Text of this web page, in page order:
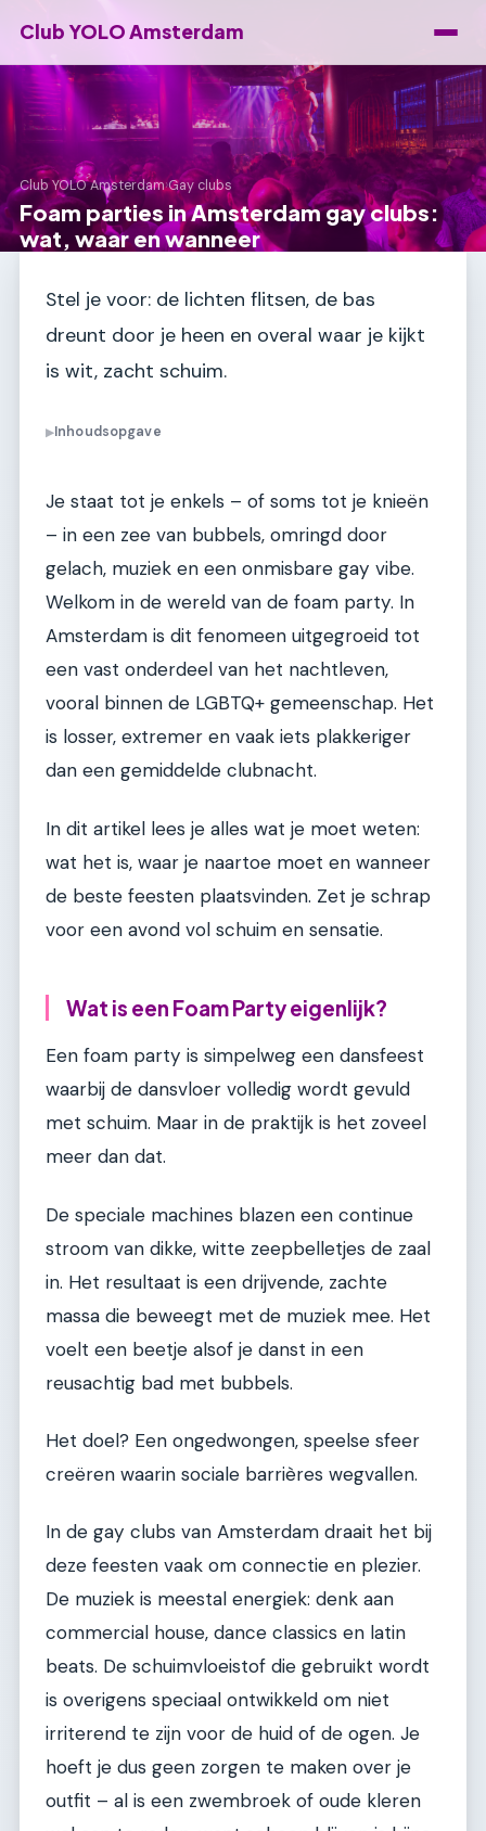
Club YOLO Amsterdam
Club YOLO Amsterdam›Gay clubs
Foam parties in Amsterdam gay clubs:
wat, waar en wanneer
Stel je voor: de lichten flitsen, de bas
dreunt door je heen en overal waar je kijkt
is wit, zacht schuim.
▶Inhoudsopgave
Je staat tot je enkels – of soms tot je knieën
– in een zee van bubbels, omringd door
gelach, muziek en een onmisbare gay vibe.
Welkom in de wereld van de foam party. In
Amsterdam is dit fenomeen uitgegroeid tot
een vast onderdeel van het nachtleven,
vooral binnen de LGBTQ+ gemeenschap. Het
is losser, extremer en vaak iets plakkeriger
dan een gemiddelde clubnacht.
In dit artikel lees je alles wat je moet weten:
wat het is, waar je naartoe moet en wanneer
de beste feesten plaatsvinden. Zet je schrap
voor een avond vol schuim en sensatie.
Wat is een Foam Party eigenlijk?
Een foam party is simpelweg een dansfeest
waarbij de dansvloer volledig wordt gevuld
met schuim. Maar in de praktijk is het zoveel
meer dan dat.
De speciale machines blazen een continue
stroom van dikke, witte zeepbelletjes de zaal
in. Het resultaat is een drijvende, zachte
massa die beweegt met de muziek mee. Het
voelt een beetje alsof je danst in een
reusachtig bad met bubbels.
Het doel? Een ongedwongen, speelse sfeer
creëren waarin sociale barrières wegvallen.
In de gay clubs van Amsterdam draait het bij
deze feesten vaak om connectie en plezier.
De muziek is meestal energiek: denk aan
commercial house, dance classics en latin
beats. De schuimvloeistof die gebruikt wordt
is overigens speciaal ontwikkeld om niet
irriterend te zijn voor de huid of de ogen. Je
hoeft je dus geen zorgen te maken over je
outfit – al is een zwembroek of oude kleren